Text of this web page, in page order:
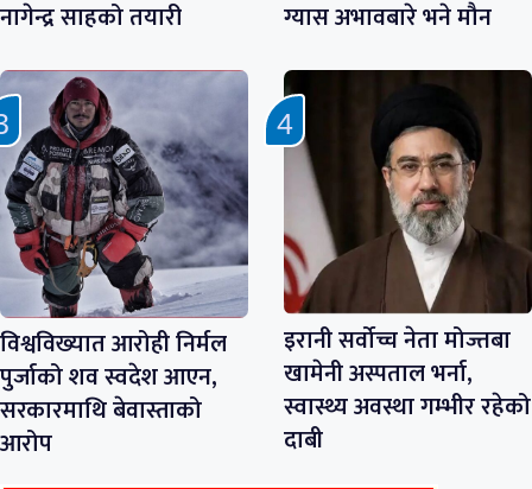
नागेन्द्र साहको तयारी
ग्यास अभावबारे भने मौन
विश्वविख्यात आरोही निर्मल
पुर्जाको शव स्वदेश आएन,
सरकारमाथि बेवास्ताको
आरोप
इरानी सर्वोच्च नेता मोज्तबा
खामेनी अस्पताल भर्ना,
स्वास्थ्य अवस्था गम्भीर रहेको
दाबी